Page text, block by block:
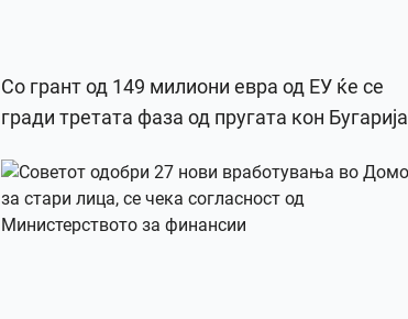
Со грант од 149 милиони евра од ЕУ ќе се
гради третата фаза од пругата кон Бугарија